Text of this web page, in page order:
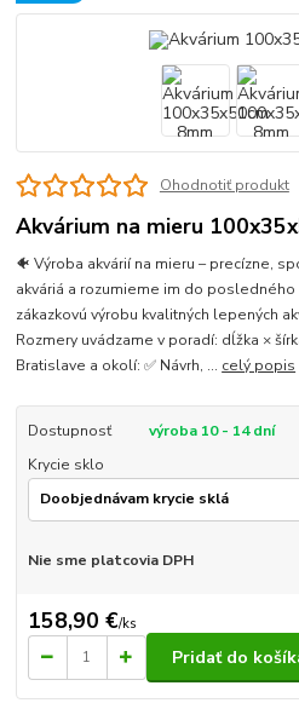
Ohodnotiť produkt
Akvárium na mieru
🐠 Výroba akvárií na mieru – precízne,
akváriá a rozumieme im do
zákazkovú výrobu kvalitných lepených
Rozmery uvádzame v poradí: dĺžka ×
Bratislave a okolí: ✅ Návrh, ... celý popis
Dostupnosť
výroba 10 - 14 dní
Krycie sklo
Nie sme platcovia DPH
158,90 €/ks
Pridať do